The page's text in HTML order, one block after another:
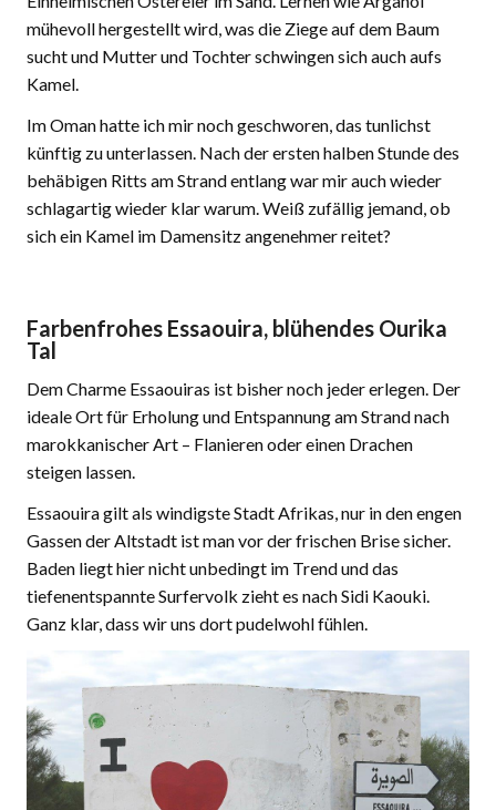
mühevoll hergestellt wird, was die Ziege auf dem Baum
sucht und Mutter und Tochter schwingen sich auch aufs
Kamel.
Im Oman hatte ich mir noch geschworen, das tunlichst
künftig zu unterlassen. Nach der ersten halben Stunde des
behäbigen Ritts am Strand entlang war mir auch wieder
schlagartig wieder klar warum. Weiß zufällig jemand, ob
sich ein Kamel im Damensitz angenehmer reitet?
Farbenfrohes Essaouira, blühendes Ourika
Tal
Dem Charme Essaouiras ist bisher noch jeder erlegen. Der
ideale Ort für Erholung und Entspannung am Strand nach
marokkanischer Art – Flanieren oder einen Drachen
steigen lassen.
Essaouira gilt als windigste Stadt Afrikas, nur in den engen
Gassen der Altstadt ist man vor der frischen Brise sicher.
Baden liegt hier nicht unbedingt im Trend und das
tiefenentspannte Surfervolk zieht es nach Sidi Kaouki.
Ganz klar, dass wir uns dort pudelwohl fühlen.